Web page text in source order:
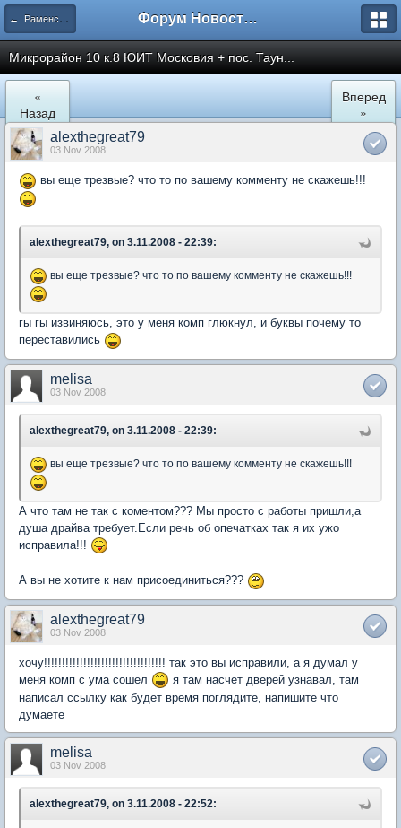
← Раменское Форум Новостройки
Микрорайон 10 к.8 ЮИТ Московия + пос. Таун...
«
Назад
Вперед
»
alexthegreat79
03 Nov 2008
вы еще трезвые? что то по вашему комменту не скажешь!!!
alexthegreat79, on 3.11.2008 - 22:39:
вы еще трезвые? что то по вашему комменту не скажешь!!!
гы гы извиняюсь, это у меня комп глюкнул, и буквы почему то
переставились
melisa
03 Nov 2008
alexthegreat79, on 3.11.2008 - 22:39:
вы еще трезвые? что то по вашему комменту не скажешь!!!
А что там не так с коментом??? Мы просто с работы пришли,а
душа драйва требует.Если речь об опечатках так я их ужо
исправила!!!
А вы не хотите к нам присоединиться???
alexthegreat79
03 Nov 2008
хочу!!!!!!!!!!!!!!!!!!!!!!!!!!!!!!!!!! так это вы исправили, а я думал у
меня комп с ума сошел
я там насчет дверей узнавал, там
написал ссылку как будет время поглядите, напишите что
думаете
melisa
03 Nov 2008
alexthegreat79, on 3.11.2008 - 22:52: